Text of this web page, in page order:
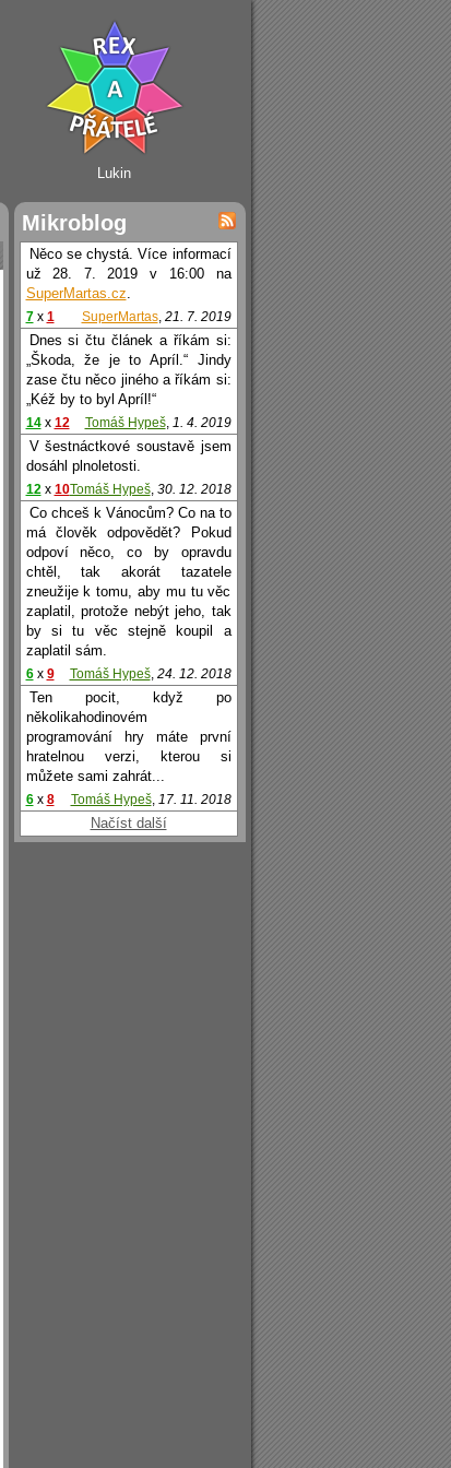
Lukin
Mikroblog
Něco se chystá. Více informací
už 28. 7. 2019 v 16:00 na
SuperMartas.cz.
7x 1 SuperMartas, 21. 7. 2019
Dnes si čtu článek a říkám si:
„Škoda, že je to Apríl.“ Jindy
zase čtu něco jiného a říkám si:
„Kéž by to byl Apríl!“
14x 12 Tomáš Hypeš, 1. 4. 2019
V šestnáctkové soustavě jsem
dosáhl plnoletosti.
12x 10Tomáš Hypeš, 30. 12. 2018
Co chceš k Vánocům? Co na to
má člověk odpovědět? Pokud
odpoví něco, co by opravdu
chtěl, tak akorát tazatele
zneužije k tomu, aby mu tu věc
zaplatil, protože nebýt jeho, tak
by si tu věc stejně koupil a
zaplatil sám.
6x 9 Tomáš Hypeš, 24. 12. 2018
Ten pocit, když po
několikahodinovém
programování hry máte první
hratelnou verzi, kterou si
můžete sami zahrát...
6x 8 Tomáš Hypeš, 17. 11. 2018
Načíst další